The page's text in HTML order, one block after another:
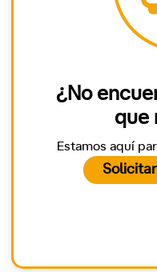
¿No
que
Estamos aquí